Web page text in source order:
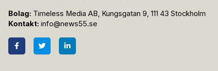
Bolag: Timeless Media AB, Kungsgatan 9, 111 43 Stockholm
Kontakt: info@news55.se